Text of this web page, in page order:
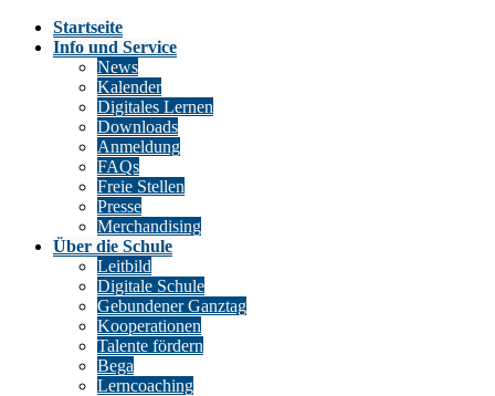
Startseite
Info und Service
News
Kalender
Digitales Lernen
Downloads
Anmeldung
FAQs
Freie Stellen
Presse
Merchandising
Über die Schule
Leitbild
Digitale Schule
Gebundener Ganztag
Kooperationen
Talente fördern
Bega
Lerncoaching